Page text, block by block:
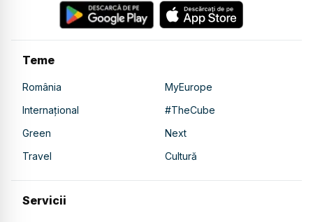
Teme
România
MyEurope
Internațional
#TheCube
Green
Next
Travel
Cultură
Servicii